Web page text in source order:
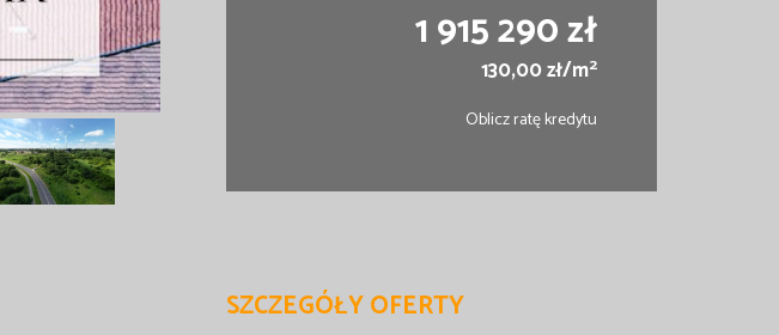
1 915 290 zł
130,00 zł/m2
Oblicz ratę kredytu
SZCZEGÓŁY OFERTY